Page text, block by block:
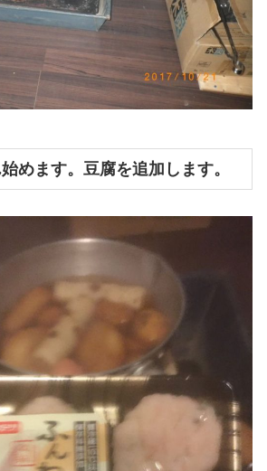
めます。豆腐を追加します。